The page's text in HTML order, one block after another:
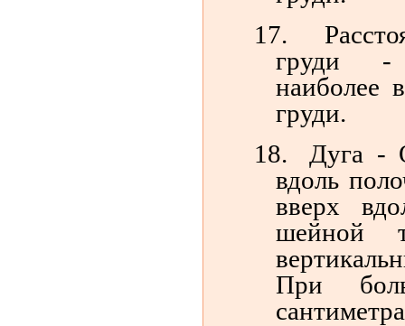
17.
груди -
наиболее
груди.
18.
Дуга -
вдоль
вверх
шейной
При